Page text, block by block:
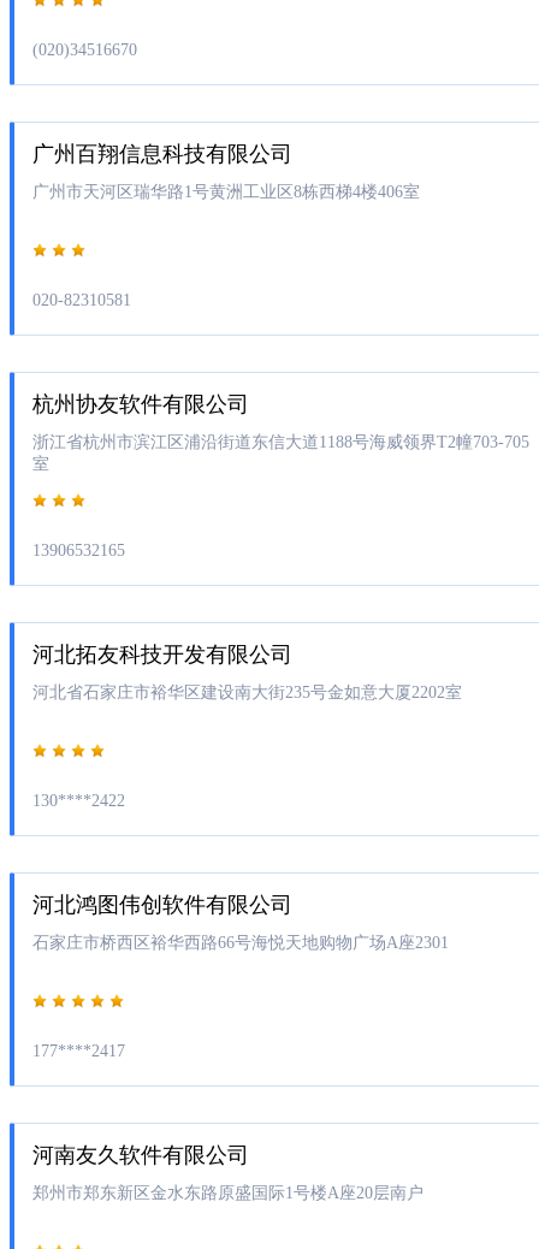
(020)34516670
广州百翔信息科技有限公司
广州市天河区瑞华路1号黄洲工业区8栋西梯4楼406室
020-82310581
杭州协友软件有限公司
浙江省杭州市滨江区浦沿街道东信大道1188号海威领界T2幢703-705
室
13906532165
河北拓友科技开发有限公司
河北省石家庄市裕华区建设南大街235号金如意大厦2202室
130****2422
河北鸿图伟创软件有限公司
石家庄市桥西区裕华西路66号海悦天地购物广场A座2301
177****2417
河南友久软件有限公司
郑州市郑东新区金水东路原盛国际1号楼A座20层南户